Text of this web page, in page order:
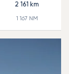
2 161 km
1 167 NM